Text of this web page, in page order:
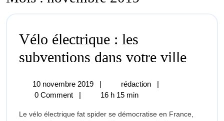
Vélo électrique : les
subventions dans votre villeVélo
les
10 novembre 2019
10
novembre
| rédaction
Vélo
les
|
0 Comment
| 16 h 15 min
Le vélo électrique fat spider se démocratise en France,